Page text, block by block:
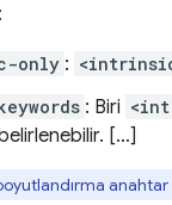
:
only :
: Biri
[…]